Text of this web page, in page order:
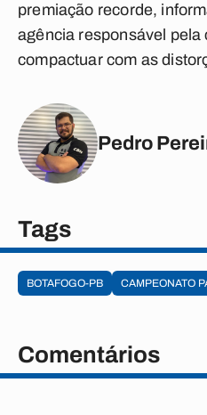
premiação recorde,
agência responsável
compactuar com as
Pedro
Tags
BOTAFOGO-PB CAMPEONATO
Comentários